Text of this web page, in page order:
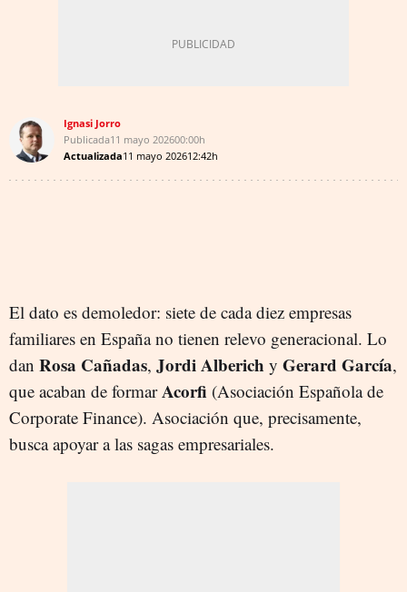
Ignasi Jorro
Publicada11 mayo 202600:00h
Actualizada11 mayo 202612:42h
El dato es demoledor: siete de cada diez empresas
familiares en España no tienen relevo generacional. Lo
dan Rosa Cañadas, Jordi Alberich y Gerard García,
que acaban de formar Acorfi (Asociación Española de
Corporate Finance). Asociación que, precisamente,
busca apoyar a las sagas empresariales.